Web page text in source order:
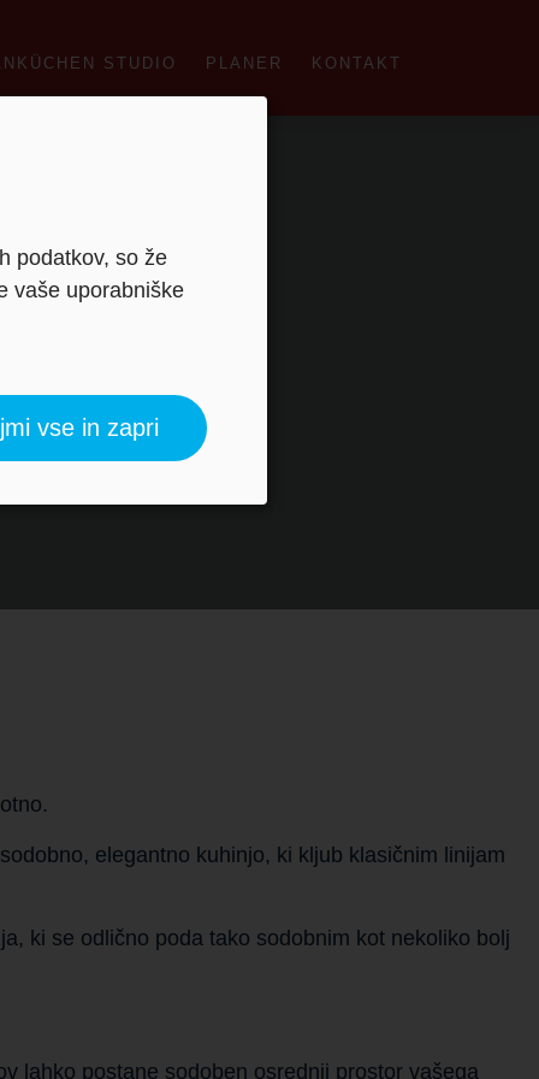
STUDIO PLANER KONTAKT
elegantno kuhinjo, ki kljub klasičnim linijam
ki se odlično poda tako sodobnim kot nekoliko bolj
lahko postane sodoben osrednji prostor vašega
podatkov, so že
vaše uporabniške
vse in zapri